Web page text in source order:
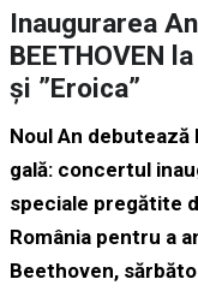
Inaugurarea
BEETHOVEN
și ”Eroica”
Noul An debutează
gală: concertul
speciale pregătite
România pentru a
Beethoven,